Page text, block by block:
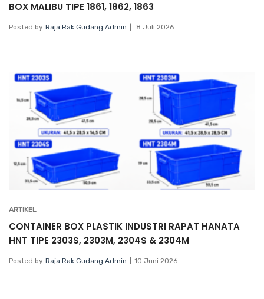
BOX MALIBU TIPE 1861, 1862, 1863
Posted by Raja Rak Gudang Admin 8 Juli 2026
ARTIKEL
CONTAINER BOX PLASTIK INDUSTRI RAPAT HANATA
HNT TIPE 2303S, 2303M, 2304S & 2304M
Posted by Raja Rak Gudang Admin 10 Juni 2026